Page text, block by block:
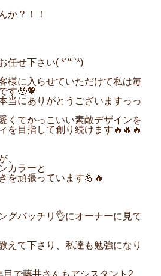
か？！！
任せ下さい(​ *´꒳`*​)
様に入らせていただけて私は毎
す🥹💖
当にありがとうございますっっ
くてかっこいい素敵デザインを
を目指して創り続けます🔥🔥🔥
、
カラーと
を頑張っています💪🔥
グバッチリ👌にオーナーに見て
えて下さり、私達も勉強になり
で藤井さんもアシスタント2